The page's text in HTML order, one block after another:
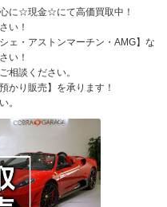
に☆現金☆にて高価買取中！
い！
ェ・アストンマーチン・AMG】な
い！
相談ください。
かり販売】を承ります！
。